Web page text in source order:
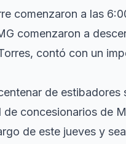
comenzaron a las
comenzaron a
contó con un
de
concesionarios de
de este jueves y